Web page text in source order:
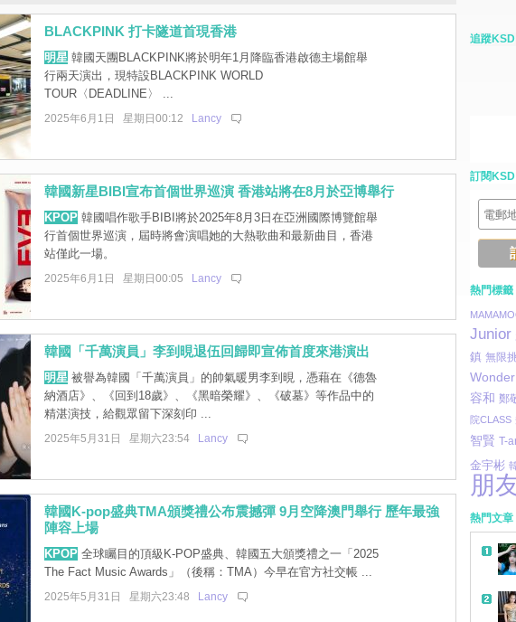
BLACKPINK 打卡隧道首現香港
明星韓國天團BLACKPINK將於明年1月降臨香港啟德主場館舉
行兩天演出，現特設BLACKPINK WORLD
TOUR〈DEADLINE〉 ...
2025年6月1日 星期日00:12 Lancy
韓國新星BIBI宣布首個世界巡演 香港站將在8月於亞博舉行
KPOP韓國唱作歌手BIBI將於2025年8月3日在亞洲國際博覽館舉
行首個世界巡演，屆時將會演唱她的大熱歌曲和最新曲目，香港
站僅此一場。
2025年6月1日 星期日00:05 Lancy
韓國「千萬演員」李到晛退伍回歸即宣佈首度來港演出
明星被譽為韓國「千萬演員」的帥氣暖男李到晛，憑藉在《德魯
納酒店》、《回到18歲》、《黑暗榮耀》、《破墓》等作品中的
精湛演技，給觀眾留下深刻印 ...
2025年5月31日 星期六23:54 Lancy
韓國K-pop盛典TMA頒獎禮公布震撼彈 9月空降澳門舉行 歷年最強
陣容上場
KPOP全球矚目的頂級K-POP盛典、韓國五大頒獎禮之一「2025
The Fact Music Awards」（後稱：TMA）今早在官方社交帳 ...
2025年5月31日 星期六23:48 Lancy
追蹤KSD
訂閱KSD
熱門標籤
Junior
鎮 無限
容和 鄭
院CLASS
智賢 T-
金宇彬
朋
熱門文章